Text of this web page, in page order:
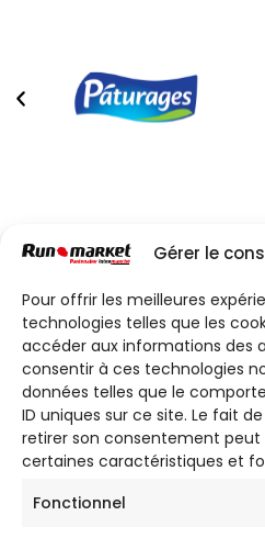
Gérer le
Pour offrir les meilleures
technologies telles que les
accéder aux informations des
consentir à ces technologies
données telles que le
ID uniques sur ce site. Le fait
retirer son consentement
certaines caractéristiques et
Fonctionnel
Les défis
Participez aux défis
jusqu’à 45€ par